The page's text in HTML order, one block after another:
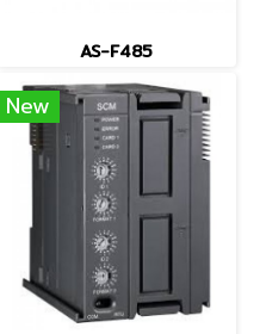
AS-F485
New